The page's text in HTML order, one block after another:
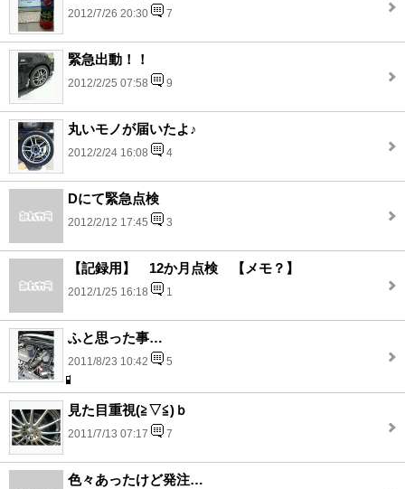
2012/7/26 20:30 7
緊急出動！！
2012/2/25 07:58 9
丸いモノが届いたよ♪
2012/2/24 16:08 4
Dにて緊急点検
2012/2/12 17:45 3
【記録用】 12か月点検 【メモ？】
2012/1/25 16:18 1
ふと思った事…
2011/8/23 10:42 5
見た目重視(≧▽≦)ｂ
2011/7/13 07:17 7
色々あったけど発注…